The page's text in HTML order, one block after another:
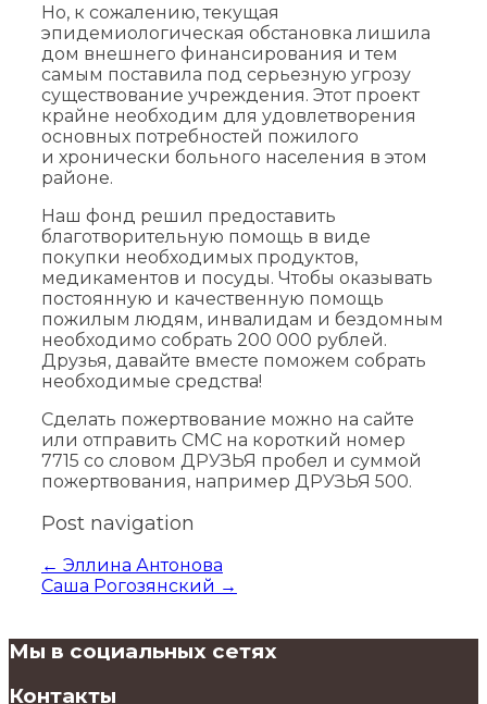
Но, к сожалению, текущая
эпидемиологическая обстановка лишила
дом внешнего финансирования и тем
самым поставила под серьезную угрозу
существование учреждения. Этот проект
крайне необходим для удовлетворения
основных потребностей пожилого
и хронически больного населения в этом
районе.
Наш фонд решил предоставить
благотворительную помощь в виде
покупки необходимых продуктов,
медикаментов и посуды. Чтобы оказывать
постоянную и качественную помощь
пожилым людям, инвалидам и бездомным
необходимо собрать 200 000 рублей.
Друзья, давайте вместе поможем собрать
необходимые средства!
Сделать пожертвование можно на сайте
или отправить СМС на короткий номер
7715 со словом ДРУЗЬЯ пробел и суммой
пожертвования, например ДРУЗЬЯ 500.
Post navigation
← Эллина Антонова
Саша Рогозянский →
Мы в социальных сетях
Контакты